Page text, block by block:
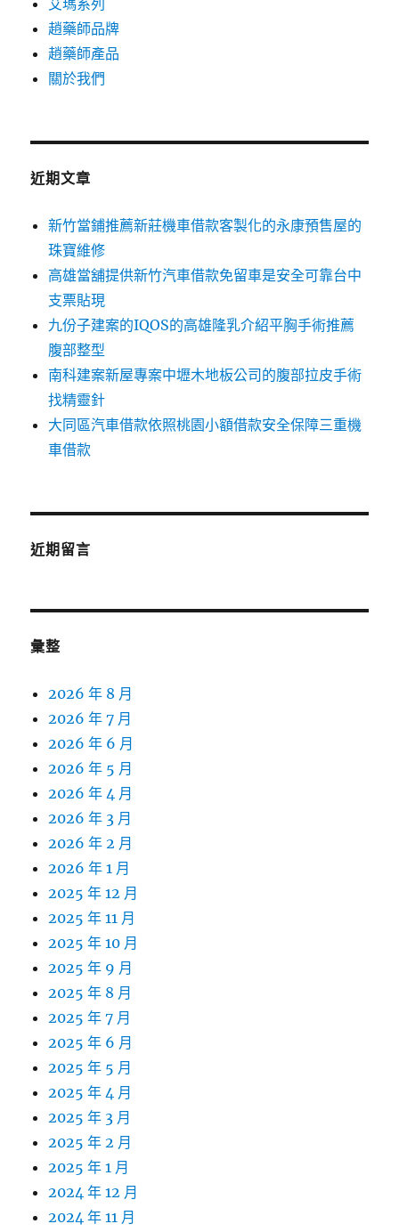
艾瑪系列
趙藥師品牌
趙藥師產品
關於我們
近期文章
新竹當鋪推薦新莊機車借款客製化的永康預售屋的
珠寶維修
高雄當舖提供新竹汽車借款免留車是安全可靠台中
支票貼現
九份子建案的IQOS的高雄隆乳介紹平胸手術推薦
腹部整型
南科建案新屋專案中壢木地板公司的腹部拉皮手術
找精靈針
大同區汽車借款依照桃園小額借款安全保障三重機
車借款
近期留言
彙整
2026 年 8 月
2026 年 7 月
2026 年 6 月
2026 年 5 月
2026 年 4 月
2026 年 3 月
2026 年 2 月
2026 年 1 月
2025 年 12 月
2025 年 11 月
2025 年 10 月
2025 年 9 月
2025 年 8 月
2025 年 7 月
2025 年 6 月
2025 年 5 月
2025 年 4 月
2025 年 3 月
2025 年 2 月
2025 年 1 月
2024 年 12 月
2024 年 11 月